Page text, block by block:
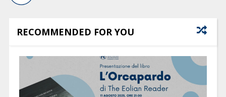
RECOMMENDED FOR YOU